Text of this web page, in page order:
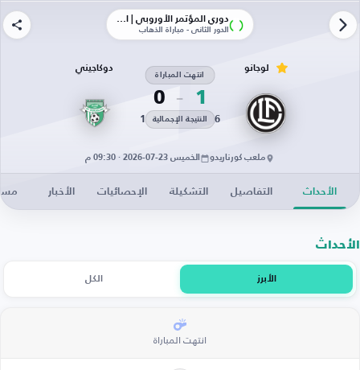
دوري المؤتمر الأوروبي | الأدوار الإقصائية
الدور الثاني - مباراة الذهاب
1
انتهت المباراة
0
6 النتيجة الإجمالية 1
دوكاجيني
ملعب كورناريدو الخميس 23-07-2026 · 09:30 م
الأحداث التفاصيل التشكيلة الإحصائيات الأخبار
الأحداث
الأبرز الكل
انتهت المباراة